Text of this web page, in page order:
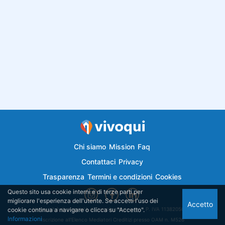
Chi siamo Mission Faq
Contattaci Privacy
Trasparenza Termini e condizioni Cookies
Vivoqui.it è di proprietà di Semplicemutuo Srl - P. IVA 11382050018
Iscrizione all'Elenco Mediatori Creditizi presso OAM n. M526
Questo sito usa cookie interni e di terze parti per
migliorare l'esperienza dell'utente. Se accetti l'uso dei
cookie continua a navigare o clicca su "Accetto".
Informazioni
Accetto